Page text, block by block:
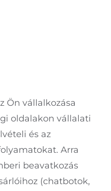
Ön vállalkozása
oldalakon vállalati
és az
Arra
beavatkozás
(chatbotok,